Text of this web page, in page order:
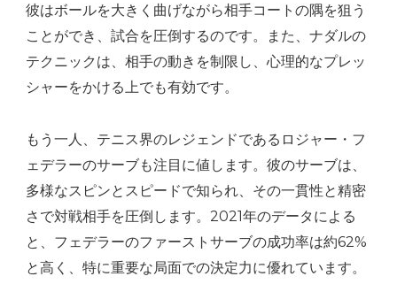
彼はボールを大きく曲げながら相手コートの隅を狙う
ことができ、試合を圧倒するのです。また、ナダルの
テクニックは、相手の動きを制限し、心理的なプレッ
シャーをかける上でも有効です。
もう一人、テニス界のレジェンドであるロジャー・フ
ェデラーのサーブも注目に値します。彼のサーブは、
多様なスピンとスピードで知られ、その一貫性と精密
さで対戦相手を圧倒します。2021年のデータによる
と、フェデラーのファーストサーブの成功率は約62%
と高く、特に重要な局面での決定力に優れています。